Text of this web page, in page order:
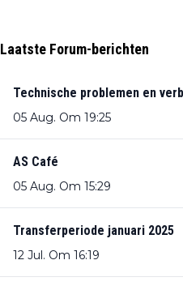
Laatste Forum-berichten
Technische problemen en
05 Aug. Om 19:25
AS Café
05 Aug. Om 15:29
Transferperiode januari 2025
12 Jul. Om 16:19